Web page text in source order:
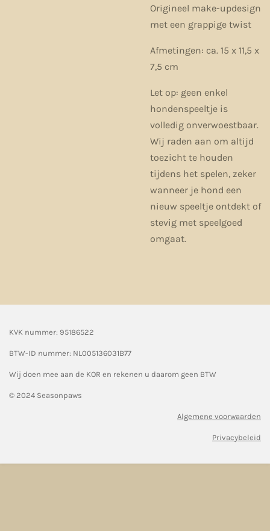
Origineel make-updesign
met een grappige twist
Afmetingen: ca. 15 x 11,5 x
7,5 cm
Let op: geen enkel
hondenspeeltje is
volledig onverwoestbaar.
Wij raden aan om altijd
toezicht te houden
tijdens het spelen, zeker
wanneer je hond een
nieuw speeltje ontdekt of
stevig met speelgoed
omgaat.
KVK nummer: 95186522
BTW-ID nummer: NL005136031B77
Wij doen mee aan de KOR en rekenen u daarom geen BTW
© 2024 Seasonpaws
Algemene voorwaarden
Privacybeleid